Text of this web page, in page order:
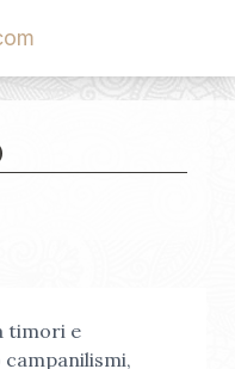
timori e